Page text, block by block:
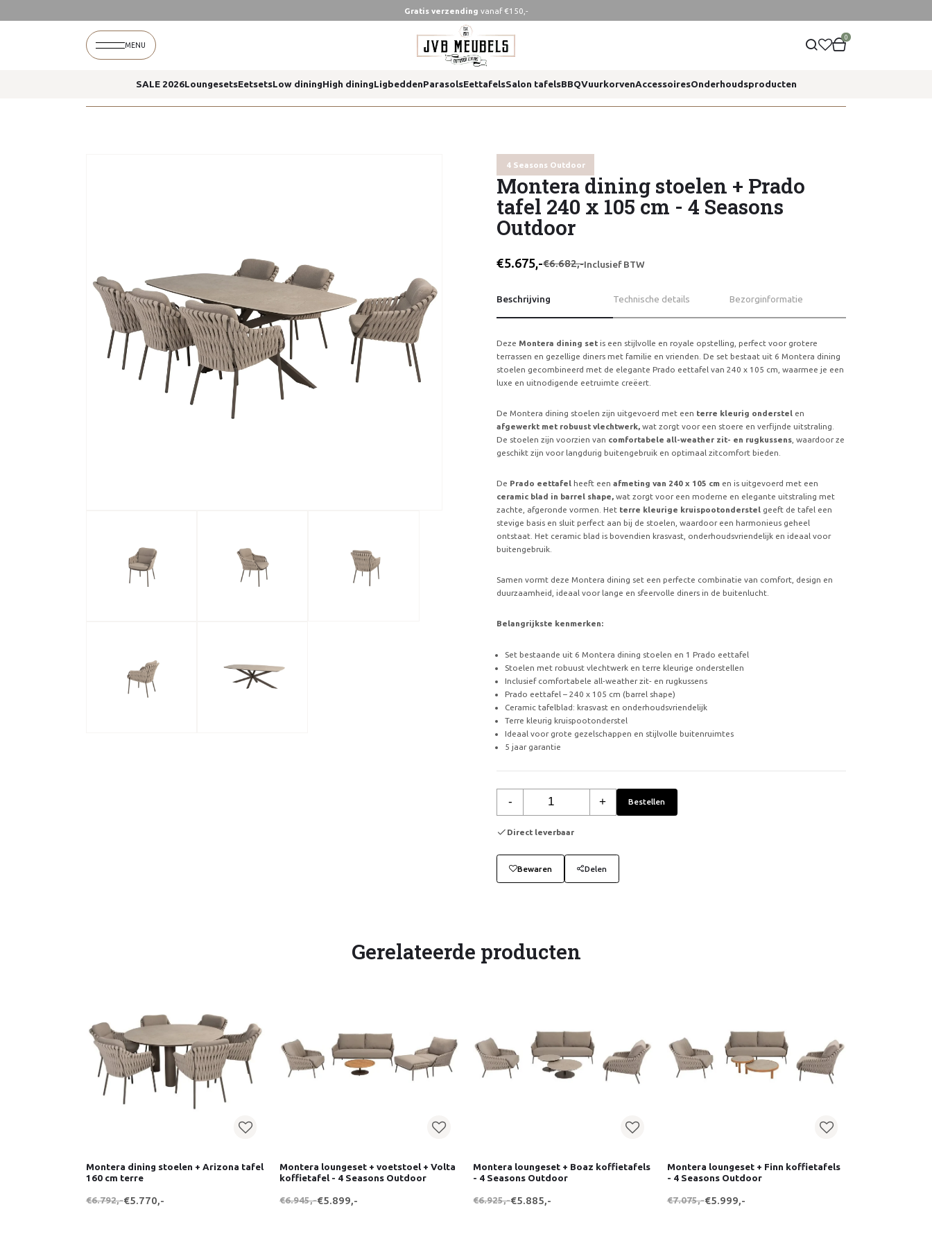
Gratis verzending vanaf €150,-
MENU
0
SALE 2026LoungesetsEetsetsLow diningHigh diningLigbeddenParasolsEettafelsSalon tafelsBBQVuurkorvenAccessoiresOnderhoudsproducten
Montera dining stoelen prado tafel 240 x 105 cm 4 seasons outdoor
Montera dining stoelen prado tafel 240 x 105 cm 4 seasons outdoor
4 Seasons Outdoor
Montera dining stoelen + Prado
tafel 240 x 105 cm - 4 Seasons
Outdoor
€5.675,-€6.682,-Inclusief BTW
Beschrijving Technische details Bezorginformatie
Deze Montera dining setis een stijlvolle en royale opstelling, perfect voor grotere
terrassen en gezellige diners met familie en vrienden. De set bestaat uit 6 Montera dining
stoelen gecombineerd met de elegante Prado eettafel van 240 x 105 cm, waarmee je een
luxe en uitnodigende eetruimte creëert.
De Montera dining stoelen zijn uitgevoerd met een terre kleurig onderstel en
afgewerkt met robuust vlechtwerk, wat zorgt voor een stoere en verfijnde uitstraling.
De stoelen zijn voorzien van comfortabele all-weather zit- en rugkussens , waardoor ze
geschikt zijn voor langdurig buitengebruik en optimaal zitcomfort bieden.
De Prado eettafelheeft een afmeting van 240 x 105 cm en is uitgevoerd met een
ceramic blad in barrel shape, wat zorgt voor een moderne en elegante uitstraling met
zachte, afgeronde vormen. Het terre kleurige kruispootonderstel geeft de tafel een
stevige basis en sluit perfect aan bij de stoelen, waardoor een harmonieus geheel
ontstaat. Het ceramic blad is bovendien krasvast, onderhoudsvriendelijk en ideaal voor
buitengebruik.
Samen vormt deze Montera dining set een perfecte combinatie van comfort, design en
duurzaamheid, ideaal voor lange en sfeervolle diners in de buitenlucht.
Belangrijkste kenmerken:
Set bestaande uit 6 Montera dining stoelen en 1 Prado eettafel
Stoelen met robuust vlechtwerk en terre kleurige onderstellen
Inclusief comfortabele all-weather zit- en rugkussens
Prado eettafel – 240 x 105 cm (barrel shape)
Ceramic tafelblad: krasvast en onderhoudsvriendelijk
Terre kleurig kruispootonderstel
Ideaal voor grote gezelschappen en stijlvolle buitenruimtes
5 jaar garantie
- + Bestellen
Direct leverbaar
Bewaren Delen
Gerelateerde producten
Montera dining stoelen + Arizona tafel
160 cm terre
€6.792,-€5.770,-
Montera loungeset + voetstoel + Volta
koffietafel - 4 Seasons Outdoor
€6.945,-€5.899,-
Montera loungeset + Boaz koffietafels
- 4 Seasons Outdoor
€6.925,-€5.885,-
Montera loungeset + Finn koffietafels
- 4 Seasons Outdoor
€7.075,-€5.999,-